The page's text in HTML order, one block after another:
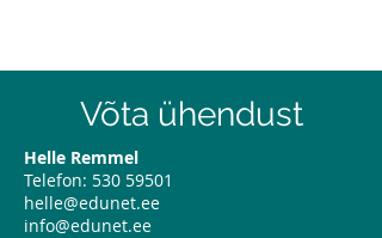
Võta ühendust
Helle Remmel
Telefon: 530 59501
helle@edunet.ee
info@edunet.ee